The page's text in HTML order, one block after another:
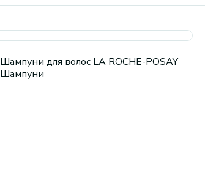
Шампуни для волос LA ROCHE-POSAY
Шампуни